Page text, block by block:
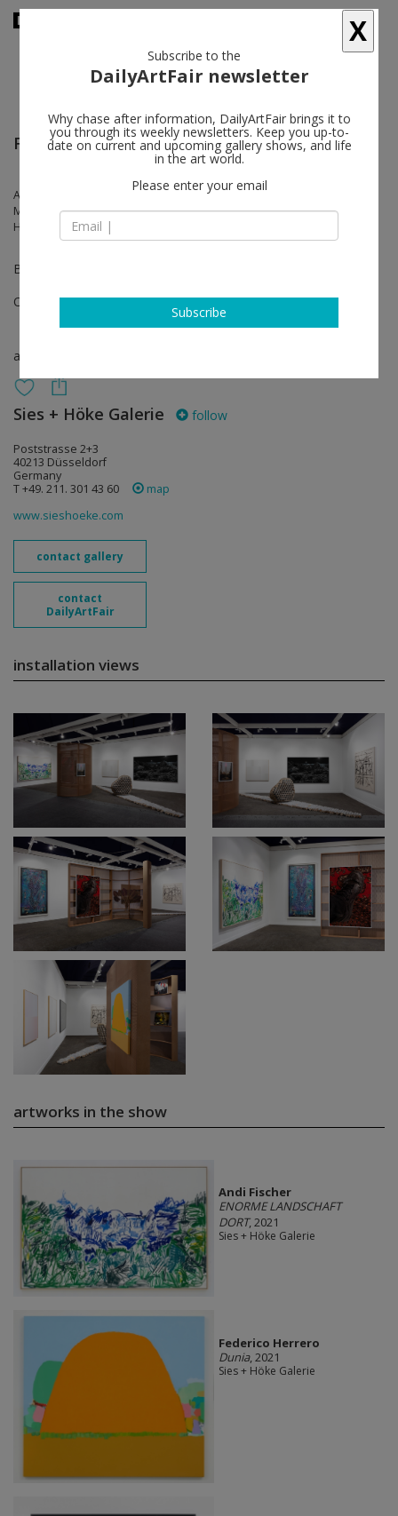
FIAC
Andi Fischer, Federico Herrero, Julian Charrière, Julius von Bismarck,
Marcel Dzama, Michael van Ofen, Taiyo Onorato & Nico Krebs, Paul
Hutchinson, Peppi Bottrop, Ulrich Erben
Booth C08
Oct 21 - Oct 24, 2021
art fair
Sies + Höke Galerie follow
Poststrasse 2+3
40213 Düsseldorf
Germany
T +49. 211. 301 43 60
map
www.sieshoeke.com
contact gallery
contact
DailyArtFair
installation views
artworks in the show
Andi Fischer
ENORME LANDSCHAFT
DORT, 2021
Sies + Höke Galerie
Federico Herrero
Dunia, 2021
Sies + Höke Galerie
X
Subscribe to the
DailyArtFair newsletter
Why chase after information, DailyArtFair brings it to
you through its weekly newsletters. Keep you up-to-
date on current and upcoming gallery shows, and life
in the art world.
Please enter your email
Subscribe